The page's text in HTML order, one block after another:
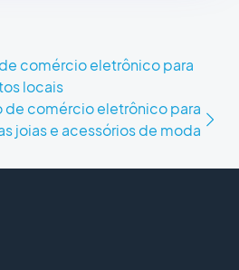
comércio eletrônico para
locais
de comércio eletrônico para
joias e acessórios de moda